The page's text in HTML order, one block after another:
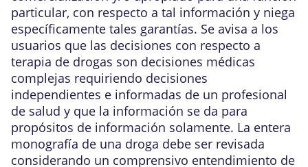
particular, con respecto a tal información y niega
específicamente tales garantías. Se avisa a los
usuarios que las decisiones con respecto a
terapia de drogas son decisiones médicas
complejas requiriendo decisiones
independientes e informadas de un profesional
de salud y que la información se da para
propósitos de información solamente. La entera
monografía de una droga debe ser revisada
considerando un comprensivo entendimiento de